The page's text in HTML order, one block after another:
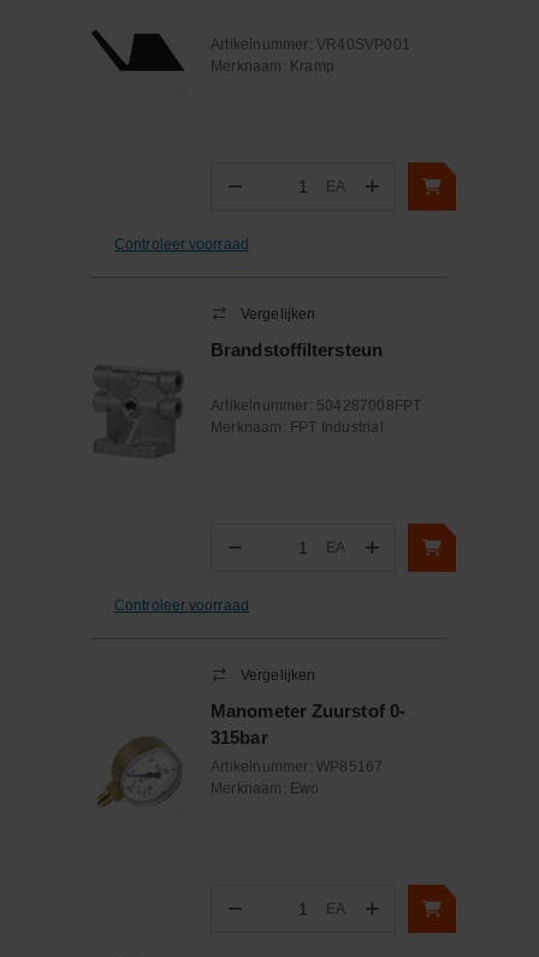
Artikelnummer: VR40SVP001
Merknaam: Kramp
− Aantal
EA +
Controleer voorraad
Vergelijken
Brandstoffiltersteun
Artikelnummer: 504287008FPT
Merknaam: FPT Industrial
− Aantal
EA +
Controleer voorraad
Vergelijken
Manometer Zuurstof 0-
315bar
Artikelnummer: WP85167
Merknaam: Ewo
− Aantal
EA +